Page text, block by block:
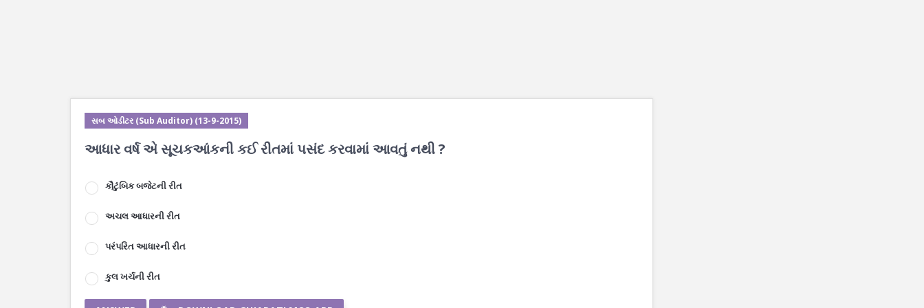
સબ ઓડીટર (Sub Auditor) (13-9-2015)
આધાર વર્ષ એ સૂચકઆંકની કઈ રીતમાં પસંદ કરવામાં આવતું નથી ?
કૌટુંબિક બજેટની રીત
અચલ આધારની રીત
પરંપરિત આધારની રીત
કુલ ખર્ચની રીત